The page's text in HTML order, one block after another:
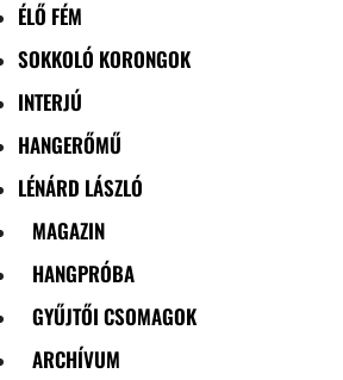
ÉLŐ FÉM
SOKKOLÓ KORONGOK
INTERJÚ
HANGERŐMŰ
LÉNÁRD LÁSZLÓ
MAGAZIN
HANGPRÓBA
GYŰJTŐI CSOMAGOK
ARCHÍVUM